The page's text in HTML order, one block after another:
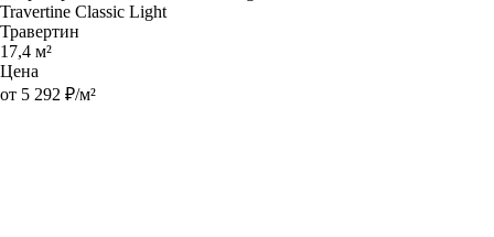
Travertine Classic Light
Травертин
17,4 м²
Цена
от 5 292 ₽/м²